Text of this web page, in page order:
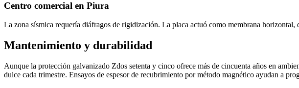
Centro comercial en Piura
La zona sísmica requería diáfragos de rigidización. La placa actuó como membrana
Mantenimiento y durabilidad
Aunque la protección galvanizado Zdos setenta y cinco ofrece más de cincuenta años en
dulce cada trimestre. Ensayos de espesor de recubrimiento por método magnético ayudan a